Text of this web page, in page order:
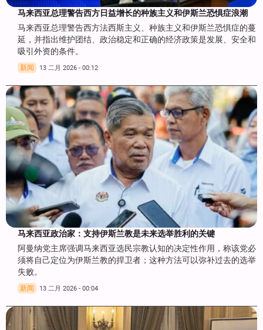
马来西亚总理警告西方日益增长的种族主义和伊斯兰恐惧症浪潮
马来西亚总理警告西方法西斯主义、种族主义和伊斯兰恐惧症的蔓
延，并指出维护团结、政治稳定和正确的经济政策是发展、安全和
吸引外资的条件。
新闻 13 二月 2026 - 00:12
马来西亚政治家：支持伊斯兰教是未来选举胜利的关键
阿曼纳党主席强调马来西亚选民宗教认知的决定性作用，称该党必
须将自己定位为伊斯兰教的捍卫者；这种方法可以弥补过去的选举
失败。
新闻 13 二月 2026 - 00:04